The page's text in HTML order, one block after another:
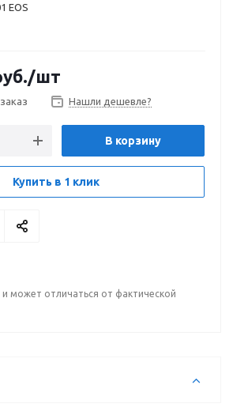
EOS
/шт
Нашли дешевле?
В корзину
Купить в 1 клик
и может отличаться от фактической